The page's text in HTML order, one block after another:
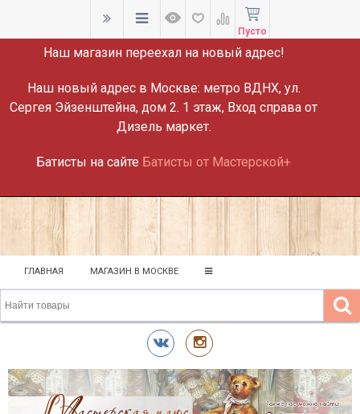
ВНИМАНИЕ!
Наш магазин переехал на новый адрес!
Наш новый адрес в Москве: метро ВДНХ, ул.
Сергея Эйзенштейна, дом 2. 1 этаж, Вход справа от
Дизель маркет.
Батисты на сайте Батисты от Мастерской+
Пусто
ГЛАВНАЯ МАГАЗИН В МОСКВЕ